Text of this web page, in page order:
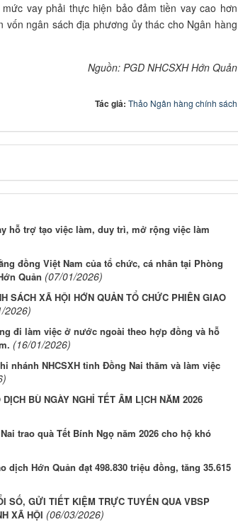
vay phải thực hiện bảo đảm tiền vay cao hơn
ngân sách địa phương ủy thác cho Ngân hàng
Nguồn: PGD NHCSXH Hớn Quản
Tác giả: Thảo Ngân hàng chính sách
hỗ trợ tạo việc làm, duy trì, mở rộng việc làm
đồng Việt Nam của tổ chức, cá nhân tại Phòng
Quản (07/01/2026)
SÁCH XÃ HỘI HỚN QUẢN TỔ CHỨC PHIÊN GIAO
2026)
đi làm việc ở nước ngoài theo hợp đồng và hỗ
(16/01/2026)
nhánh NHCSXH tỉnh Đồng Nai thăm và làm việc
BÙ NGÀY NGHỈ TẾT ÂM LỊCH NĂM 2026
trao quà Tết Bính Ngọ năm 2026 cho hộ khó
Hớn Quản đạt 498.830 triệu đồng, tăng 35.615
SỐ, GỬI TIẾT KIỆM TRỰC TUYẾN QUA VBSP
XÃ HỘI (06/03/2026)